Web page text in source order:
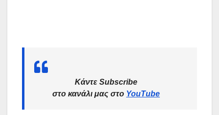
Κάντε Subscribe
στο κανάλι μας στο YouTube